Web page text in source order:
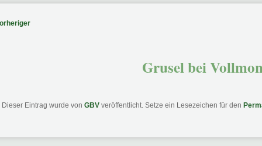
Grusel bei
Dieser Eintrag wurde vonGBV veröffentlicht. Setze ein Lesezeichen für den